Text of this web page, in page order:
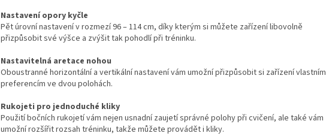
Nastavení opory kyčle
Pět úrovní nastavení v rozmezí 96 – 114 cm, díky kterým si můžete zařízení libovolně
přizpůsobit své výšce a zvýšit tak pohodlí při tréninku.
Nastavitelná aretace nohou
Oboustranné horizontální a vertikální nastavení vám umožní přizpůsobit si zařízení vlastním
preferencím ve dvou polohách.
Rukojeti pro jednoduché kliky
Použití bočních rukojetí vám nejen usnadní zaujetí správné polohy při cvičení, ale také vám
umožní rozšířit rozsah tréninku, takže můžete provádět i kliky.